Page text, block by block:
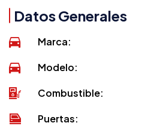
Datos Generales
Marca:
Modelo:
Combustible:
Puertas: